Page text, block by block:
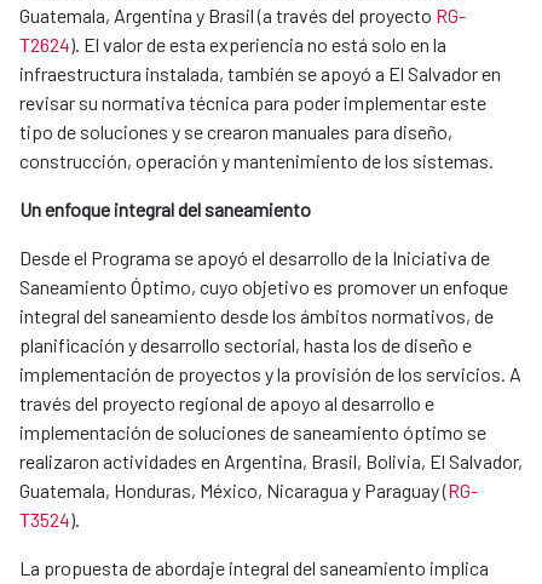
Guatemala, Argentina y Brasil (a través del proyecto RG-
T2624). El valor de esta experiencia no está solo en la
infraestructura instalada, también se apoyó a El Salvador en
revisar su normativa técnica para poder implementar este
tipo de soluciones y se crearon manuales para diseño,
construcción, operación y mantenimiento de los sistemas​​.
Un enfoque integral del saneamiento
Desde el Programa se apoyó el desarrollo de la Iniciativa de
Saneamiento Óptimo, cuyo objetivo es promover un enfoque
integral del saneamiento desde los ámbitos normativos, de
planificación y desarrollo sectorial, hasta los de diseño e
implementación de proyectos y la provisión de los servicios. A
través del proyecto regional de apoyo al desarrollo e
implementación de soluciones de saneamiento óptimo se
realizaron actividades en Argentina, Brasil, Bolivia, El Salvador,
Guatemala, Honduras, México, Nicaragua y Paraguay (RG-
T3524).
La propuesta de abordaje integral del saneamiento implica